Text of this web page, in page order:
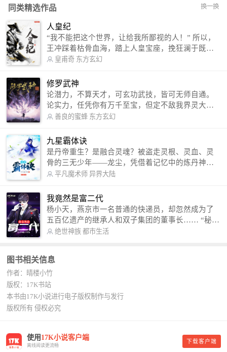
同类精选作品 换一换
人皇纪
“我不能把这个世界，让给我所鄙视的人！” 所以，
王冲踩着枯骨血海，踏上人皇宝座，挽狂澜于既
倒，扶大厦之将倾，成就了一段无上的传说！ 微信
微博：皇甫奇（地址：http://weibo.com/u/25284575
87） QQ交流群：320238210【普通群】 574501330
【VIP订阅群】 欢迎大家关注。
皇甫奇 东方玄幻
修罗武神
论潜力，不算天才，可玄功武技，皆可无师自通。
论实力，任凭你有万千至宝，但定不敌我界灵大
军。 我是谁？天下众生视我为修罗，却不知，我以
信公众号：善良的蜜蜂后援会）
善良的蜜蜂 东方玄幻
九星霸体诀
是丹帝重生？是融合灵魂？被盗走灵根、灵血、灵
骨的三无少年——龙尘，凭借着记忆中的炼丹神
术，修行神秘功法九星霸体诀，拨开重重迷雾，解
勾搭各色美女，镇压恶鬼邪神。 江湖传闻：龙
尘一到，地吼天啸。龙尘一出，鬼泣神哭。 本
故事纯属虚构，如有雷同，那就是真事儿，想要对
号入座，抓紧时间进群：487963015 微信公众号：
平凡魔术师,或者搜索：pingfanmoshushi1982,公众
平凡魔术师 异界大陆
我竟然是富二代
杨小天，燕京市一名普通的快递员，却忽然成为了
五百亿遗产的继承人和双子集团的董事长…… “秘
书，给我定制一套百亿富翁的吃喝住行标准！” “好
呢？” “回杨总，开车太堵，已经给你安排了直升
机。” 从此，开启杨小天的百亿富翁之旅，只有他不
敢想的，没有秘书办不到的。
绝世神族 都市生活
图书相关信息
作者：晴楼小竹
版权：17K书站
本书由17K小说进行电子版权制作与发行
版权所有 侵权必究
使用 17K小说客户端
离线阅读更流畅
下载客户端